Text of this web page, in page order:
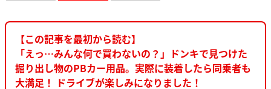
【この記事を最初から読む】
「えっ…みんな何で買わないの？」ドンキで見つけた
掘り出し物のPBカー用品。実際に装着したら同乗者も
大満足！ ドライブが楽しみになりました！